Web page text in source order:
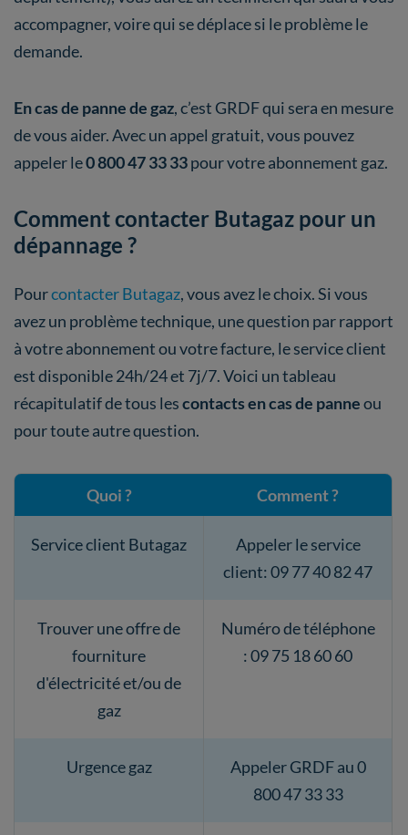
accompagner, voire qui se déplace si le problème le
demande.
En cas de panne de gaz, c’est GRDF qui sera en mesure
de vous aider. Avec un appel gratuit, vous pouvez
appeler le0 800 47 33 33pour votre abonnement gaz.
Comment contacter Butagaz pour un
dépannage ?
Pourcontacter Butagaz, vous avez le choix. Si vous
avez un problème technique, une question par rapport
à votre abonnement ou votre facture, le service client
est disponible 24h/24 et 7j/7. Voici un tableau
récapitulatif de tous lescontacts en cas de panneou
pour toute autre question.
Quoi ? Comment ?
Service client Butagaz
Appeler le service
client: 09 77 40 82 47
Trouver une offre de
fourniture
d'électricité et/ou de
gaz
Numéro de téléphone
: 09 75 18 60 60
Urgence gaz
Appeler GRDF au 0
800 47 33 33